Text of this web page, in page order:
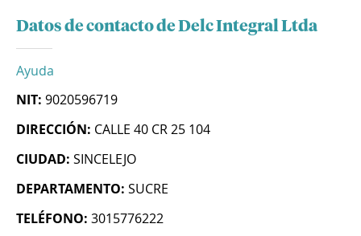
Datos de contacto de Delc Integral Ltda
Ayuda
NIT: 9020596719
DIRECCIÓN: CALLE 40 CR 25 104
CIUDAD: SINCELEJO
DEPARTAMENTO: SUCRE
TELÉFONO: 3015776222